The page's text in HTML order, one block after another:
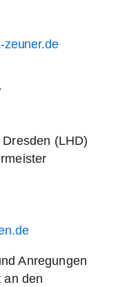
zeuner.de
(LHD)
Anregungen
an den